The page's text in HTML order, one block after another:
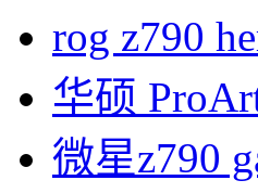
rog z790
华硕
微星z790